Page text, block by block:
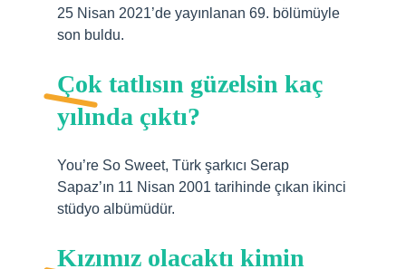
25 Nisan 2021’de yayınlanan 69. bölümüyle
son buldu.
Çok tatlısın güzelsin kaç
yılında çıktı?
You’re So Sweet, Türk şarkıcı Serap
Sapaz’ın 11 Nisan 2001 tarihinde çıkan ikinci
stüdyo albümüdür.
Kızımız olacaktı kimin